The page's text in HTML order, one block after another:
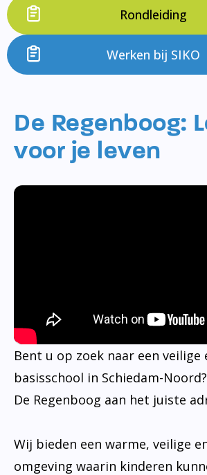
Rondleiding
Werken bij SIKO
De Regenboog:
voor je leven
Bent u op zoek naar een
basisschool in Schiedam-
De Regenboog aan het juiste
Wij bieden een warme, veilige
omgeving waarin kinderen